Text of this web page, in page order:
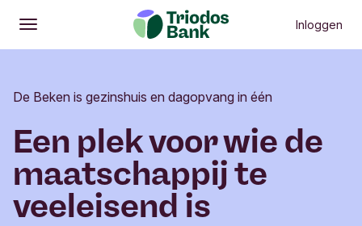
Openen
Hoofdmenu Inloggen
De Beken is gezinshuis en dagopvang in één
Een plek voor wie de
maatschappij te
veeleisend is